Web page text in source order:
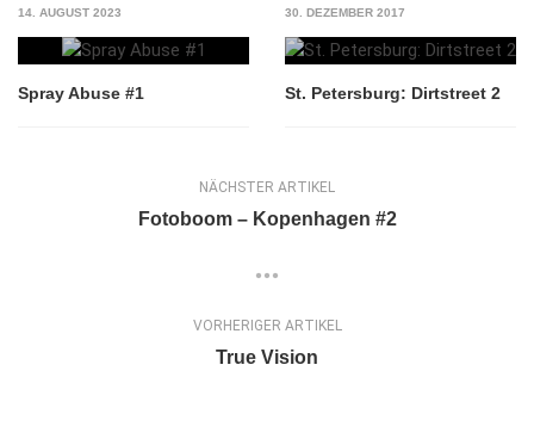
14. AUGUST 2023
Spray Abuse #1
30. DEZEMBER 2017
St. Petersburg: Dirtstreet 2
NÄCHSTER ARTIKEL
Fotoboom – Kopenhagen #2
VORHERIGER ARTIKEL
True Vision